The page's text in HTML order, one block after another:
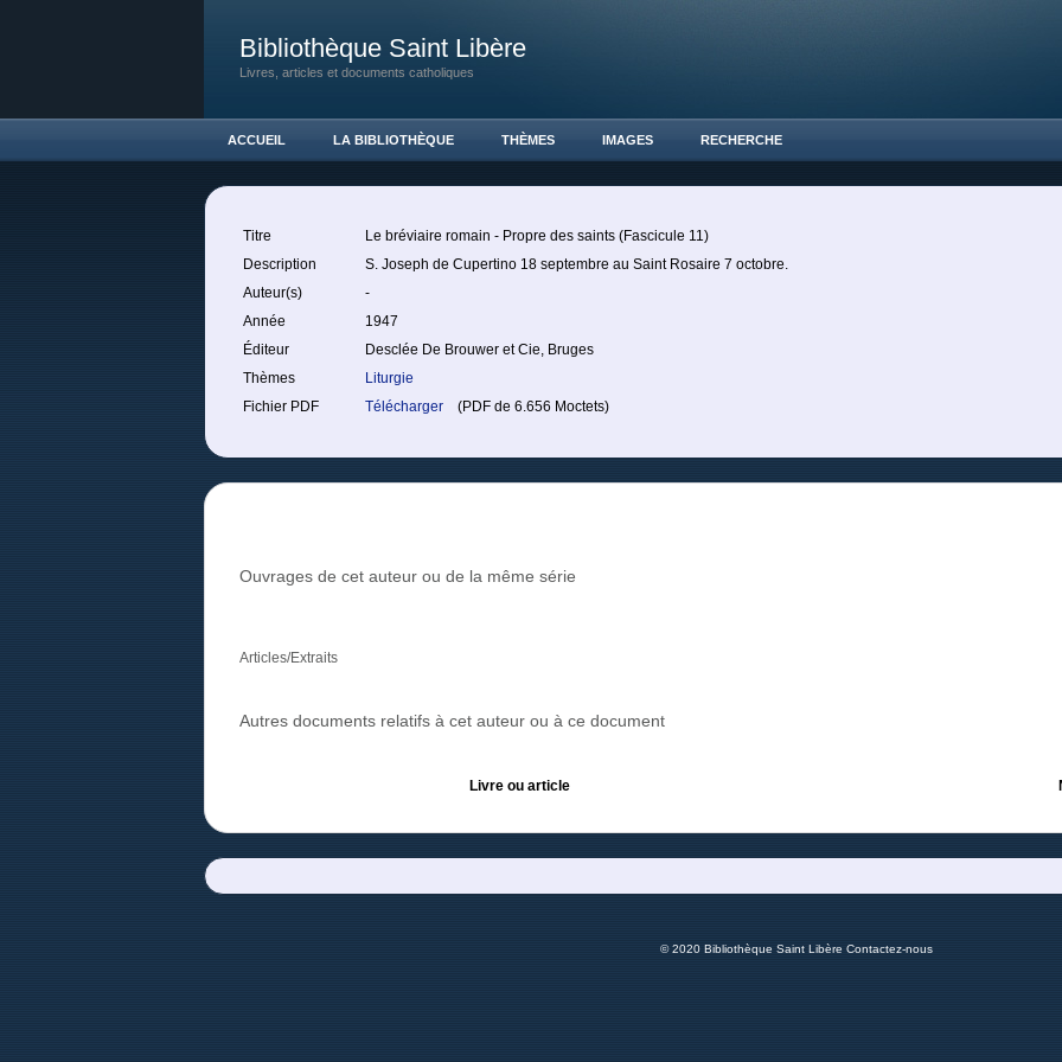
Bibliothèque Saint Libère
Livres, articles et documents catholiques
ACCUEIL LA BIBLIOTHÈQUE THÈMES IMAGES RECHERCHE
Titre
Le bréviaire romain - Propre des saints (Fascicule 11)
Description
S. Joseph de Cupertino 18 septembre au Saint Rosaire 7 octobre.
Auteur(s)
-
Année
1947
Éditeur
Desclée De Brouwer et Cie, Bruges
Thèmes
Liturgie
Fichier PDF
Télécharger (PDF de 6.656 Moctets)
Ouvrages de cet auteur ou de la même série
Articles/Extraits
Autres documents relatifs à cet auteur ou à ce document
Livre ou article
© 2020 Bibliothèque Saint Libère Contactez-nous